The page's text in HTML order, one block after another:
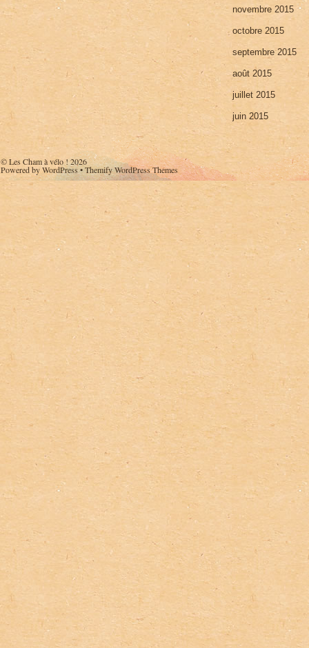
novembre 2015
octobre 2015
septembre 2015
août 2015
juillet 2015
juin 2015
©Les Cham à vélo !2026
Powered byWordPress•Themify WordPress Themes